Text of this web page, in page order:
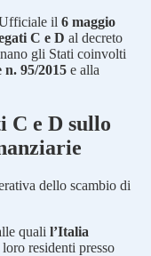
il 6 maggio
C e D al decreto
gli Stati coinvolti
n. 95/2015 e alla
C e D sullo
dello scambio di
quali l’Italia
residenti presso